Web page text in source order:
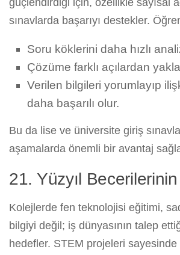
güçlendirdiği için, özellikle sayısal
sınavlarda başarıyı destekler.
Soru köklerini daha hızlı
Çözüme farklı açılardan
Verilen bilgileri yorumlayıp
daha başarılı olur.
Bu da lise ve üniversite giriş
aşamalarda önemli bir avantaj
21. Yüzyıl
Kolejlerde fen teknolojisi eğitimi,
bilgiyi değil; iş dünyasının talep
hedefler. STEM projeleri